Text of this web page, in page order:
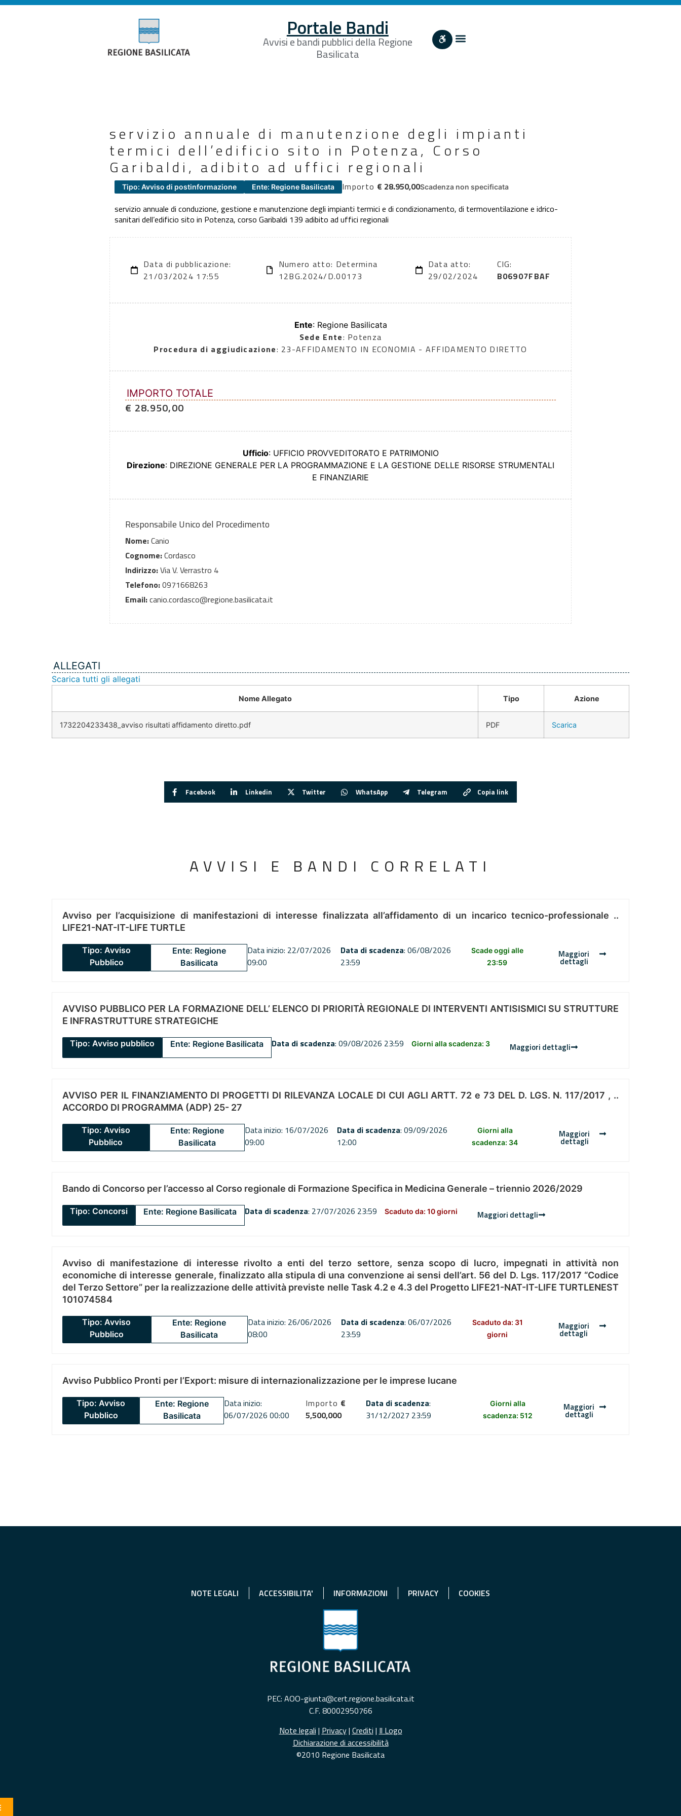
Portale Bandi
Avvisi e bandi pubblici della Regione
Basilicata
servizio annuale di manutenzione degli impianti
termici dell’edificio sito in Potenza, Corso
Garibaldi, adibito ad uffici regionali
Tipo: Avviso di postinformazione Ente: Regione Basilicata Importo € 28.950,00Scadenza non specificata
servizio annuale di conduzione, gestione e manutenzione degli impianti termici e di condizionamento, di termoventilazione e idrico-
sanitari dell’edificio sito in Potenza, corso Garibaldi 139 adibito ad uffici regionali
Data di pubblicazione:
21/03/2024 17:55
Numero atto: Determina
12BG.2024/D.00173
Data atto:
29/02/2024
CIG:
B06907FBAF
Ente: Regione Basilicata
Sede Ente: Potenza
Procedura di aggiudicazione: 23-AFFIDAMENTO IN ECONOMIA - AFFIDAMENTO DIRETTO
IMPORTO TOTALE
€ 28.950,00
Ufficio: UFFICIO PROVVEDITORATO E PATRIMONIO
Direzione: DIREZIONE GENERALE PER LA PROGRAMMAZIONE E LA GESTIONE DELLE RISORSE STRUMENTALI
E FINANZIARIE
Responsabile Unico del Procedimento
Nome:Canio
Cognome:Cordasco
Indirizzo:Via V. Verrastro 4
Telefono:0971668263
Email:canio.cordasco@regione.basilicata.it
ALLEGATI
Scarica tutti gli allegati
Nome Allegato Tipo Azione
1732204233438_avviso risultati affidamento diretto.pdf PDF Scarica
Facebook Linkedin Twitter WhatsApp Telegram Copia link
AVVISI E BANDI CORRELATI
Avviso per l’acquisizione di manifestazioni di interesse finalizzata all’affidamento di un incarico tecnico-professionale ..
LIFE21-NAT-IT-LIFE TURTLE
Tipo: Avviso
Pubblico
Ente: Regione
Basilicata
Data inizio: 22/07/2026
09:00
Data di scadenza: 06/08/2026
23:59
Scade oggi alle
23:59
Maggiori
dettagli
AVVISO PUBBLICO PER LA FORMAZIONE DELL’ ELENCO DI PRIORITÀ REGIONALE DI INTERVENTI ANTISISMICI SU STRUTTURE
E INFRASTRUTTURE STRATEGICHE
Tipo: Avviso pubblico Ente: Regione Basilicata Data di scadenza: 09/08/2026 23:59 Giorni alla scadenza: 3 Maggiori dettagli
AVVISO PER IL FINANZIAMENTO DI PROGETTI DI RILEVANZA LOCALE DI CUI AGLI ARTT. 72 e 73 DEL D. LGS. N. 117/2017 , ..
ACCORDO DI PROGRAMMA (ADP) 25- 27
Tipo: Avviso
Pubblico
Ente: Regione
Basilicata
Data inizio: 16/07/2026
09:00
Data di scadenza: 09/09/2026
12:00
Giorni alla
scadenza: 34
Maggiori
dettagli
Bando di Concorso per l’accesso al Corso regionale di Formazione Specifica in Medicina Generale – triennio 2026/2029
Tipo: Concorsi Ente: Regione Basilicata Data di scadenza: 27/07/2026 23:59 Scaduto da: 10 giorni Maggiori dettagli
Avviso di manifestazione di interesse rivolto a enti del terzo settore, senza scopo di lucro, impegnati in attività non
economiche di interesse generale, finalizzato alla stipula di una convenzione ai sensi dell’art. 56 del D. Lgs. 117/2017 “Codice
del Terzo Settore” per la realizzazione delle attività previste nelle Task 4.2 e 4.3 del Progetto LIFE21-NAT-IT-LIFE TURTLENEST
101074584
Tipo: Avviso
Pubblico
Ente: Regione
Basilicata
Data inizio: 26/06/2026
08:00
Data di scadenza: 06/07/2026
23:59
Scaduto da: 31
giorni
Maggiori
dettagli
Avviso Pubblico Pronti per l’Export: misure di internazionalizzazione per le imprese lucane
Tipo: Avviso
Pubblico
Ente: Regione
Basilicata
Data inizio:
06/07/2026 00:00
Importo €
5,500,000
Data di scadenza:
31/12/2027 23:59
Giorni alla
scadenza: 512
Maggiori
dettagli
NOTE LEGALI ACCESSIBILITA' INFORMAZIONI PRIVACY COOKIES
PEC: AOO-giunta@cert.regione.basilicata.it
C.F. 80002950766
Note legali | Privacy| Crediti | Il Logo
Dichiarazione di accessibilità
©2010 Regione Basilicata